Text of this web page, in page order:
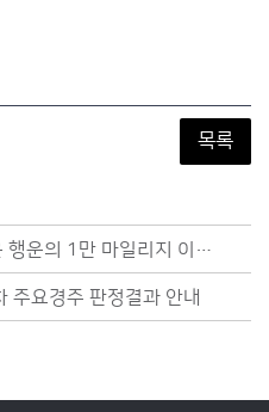
목록
마일리지 이벤트 당첨자 발표(2025.10.26)
주요경주 판정결과 안내